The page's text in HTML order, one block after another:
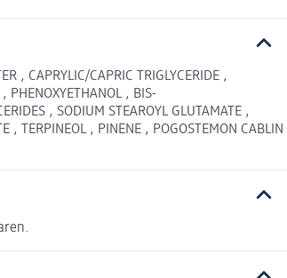
, CAPRYLIC/CAPRIC TRIGLYCERIDE ,
, PHENOXYETHANOL , BIS-
, SODIUM STEAROYL GLUTAMATE ,
, TERPINEOL , PINENE , POGOSTEMON CABLIN